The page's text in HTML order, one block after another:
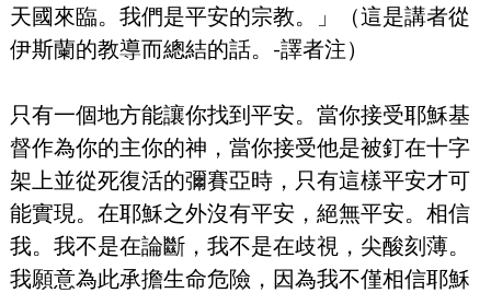
天國來臨。我們是平安的宗教。」（這是講者從
伊斯蘭的教導而總結的話。-譯者注）
只有一個地方能讓你找到平安。當你接受耶穌基
督作為你的主你的神，當你接受他是被釘在十字
架上並從死復活的彌賽亞時，只有這樣平安才可
能實現。在耶穌之外沒有平安，絕無平安。相信
我。我不是在論斷，我不是在歧視，尖酸刻薄。
我願意為此承擔生命危險，因為我不僅相信耶穌